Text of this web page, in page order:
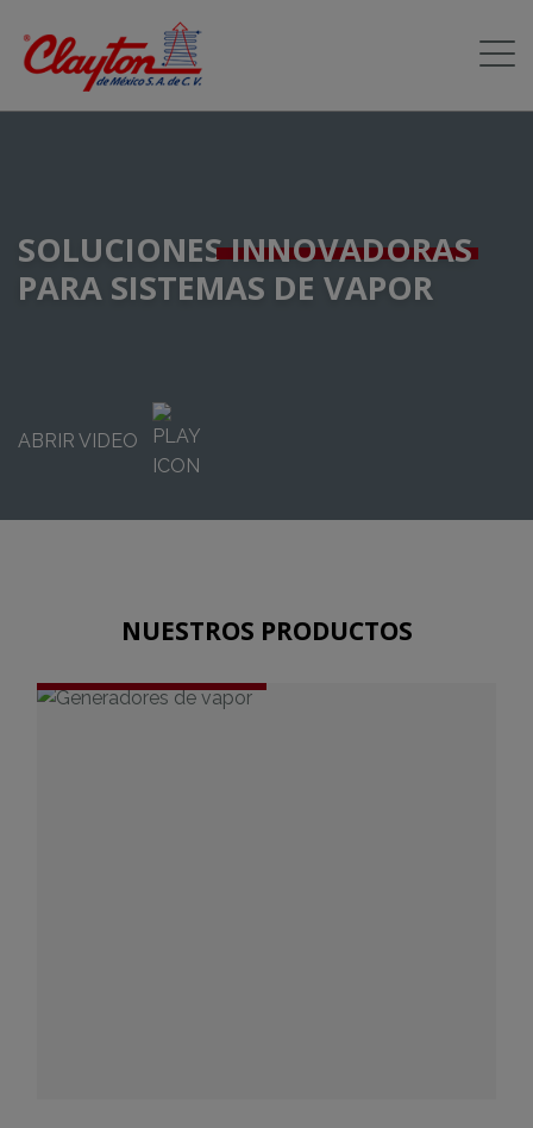
SOLUCIONESINNOVADORAS
PARA SISTEMAS DE VAPOR
ABRIR VIDEO
NUESTROS PRODUCTOS